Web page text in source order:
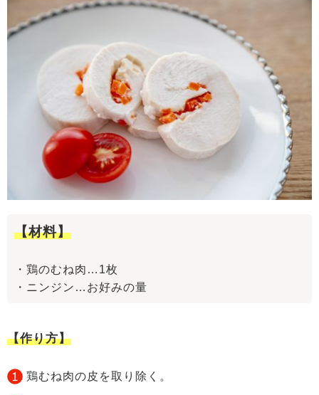
【材料】
・鶏のむね肉…1枚
・ニンジン…お好みの量
【作り方】
鶏むね肉の皮を取り除く。